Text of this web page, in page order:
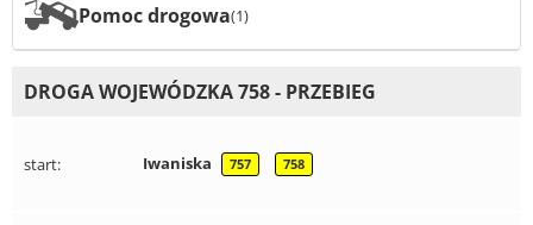
Pomoc drogowa(1)
DROGA WOJEWÓDZKA 758 - PRZEBIEG
start: Iwaniska 757 758